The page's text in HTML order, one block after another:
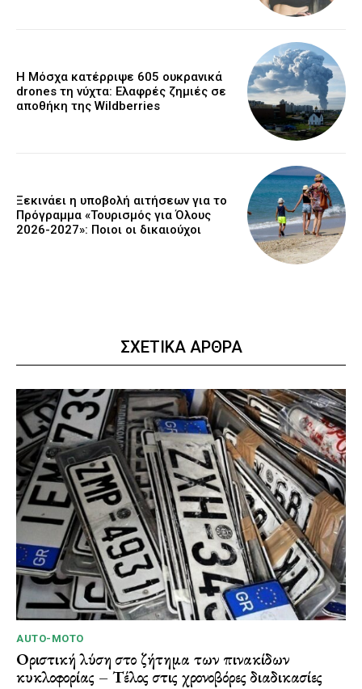
Η Μόσχα κατέρριψε 605 ουκρανικά
drones τη νύχτα: Ελαφρές ζημιές σε
αποθήκη της Wildberries
Ξεκινάει η υποβολή αιτήσεων για το
Πρόγραμμα «Τουρισμός για Όλους
2026-2027»: Ποιοι οι δικαιούχοι
ΣΧΕΤΙΚΑ ΑΡΘΡΑ
AUTO-MOTO
Οριστική λύση στο ζήτημα των πινακίδων
κυκλοφορίας – Τέλος στις χρονοβόρες διαδικασίες